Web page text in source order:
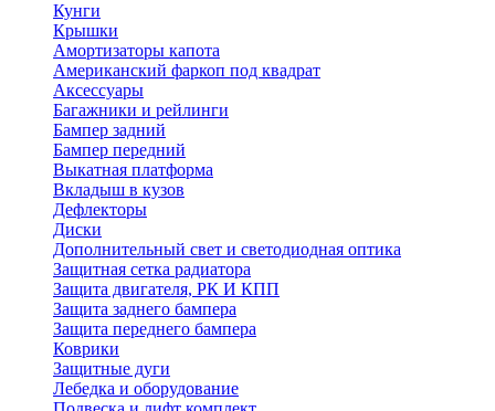
Кунги
Крышки
Амортизаторы капота
Американский фаркоп под квадрат
Аксессуары
Багажники и рейлинги
Бампер задний
Бампер передний
Выкатная платформа
Вкладыш в кузов
Дефлекторы
Диски
Дополнительный свет и светодиодная оптика
Защитная сетка радиатора
Защита двигателя, РК И КПП
Защита заднего бампера
Защита переднего бампера
Коврики
Защитные дуги
Лебедка и оборудование